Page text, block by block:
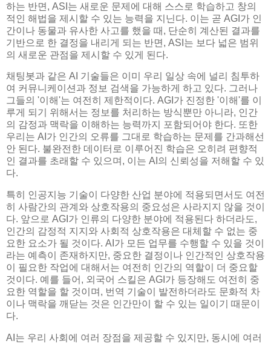
하는 반면, ASI는 새로운 문제에 대해 스스로 학습하고 창의
적인 해법을 제시할 수 있는 능력을 지닌다. 이는 곧 AGI가 인
간이나 동물과 유사한 사고를 했을 때, 단순히 계산된 결과를
기반으로 한 결정을 내리게 되는 반면, ASI는 보다 넓은 범위
의 새로운 관점을 제시할 수 있게 된다.
채팅봇과 같은 AI 기술들은 이미 우리 일상 속에 널리 침투하
여 커뮤니케이션과 정보 검색을 가능하게 하고 있다. 그러나
그들의 '이해'는 여전히 제한적이다. AGI가 진정한 '이해'를 이
루게 되기 위해서는 정보를 처리하는 방식뿐만 아니라, 인간
의 감정과 맥락을 이해하는 능력까지 포함되어야 한다. 또한
우리는 AI가 인간의 오류를 그대로 학습하는 문제를 간과해선
안 된다. 불완전한 데이터로 이루어진 학습은 오히려 편향적
인 결과를 초래할 수 있으며, 이는 AI의 신뢰성을 저해할 수 있
다.
특히 인공지능 기술이 다양한 산업 분야에 적용되면서도 여전
히 사람간의 관계와 상호작용의 중요성은 사라지지 않을 것이
다. 앞으로 AGI가 인류의 다양한 분야에 적용된다 하더라도,
인간의 감정적 지지와 사회적 상호작용은 대체할 수 없는 중
요한 요소가 될 것이다. AI가 모든 업무를 수행할 수 있을 것이
라는 예측이 존재하지만, 중요한 결정이나 인간적인 상호작용
이 필요한 작업에 대해서는 여전히 인간의 역할이 더 중요할
것이다. 예를 들어, 외국어 스킬은 AGI가 등장해도 여전히 중
요한 역할을 할 것이며, 번역 기술이 발전하더라도 문화적 차
이나 맥락을 깨닫는 것은 인간만이 할 수 있는 일이기 때문이
다.
AI는 우리 사회에 여러 장점을 제공할 수 있지만, 동시에 여러